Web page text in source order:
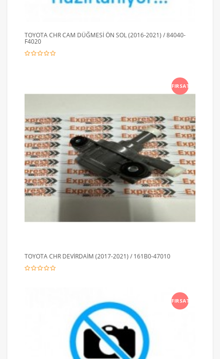
TOYOTA CHR CAM DÜĞMESİ ÖN SOL (2016-2021) / 84040-
F4020
FIRSAT
TOYOTA CHR DEVİRDAİM (2017-2021) / 161B0-47010
FIRSAT